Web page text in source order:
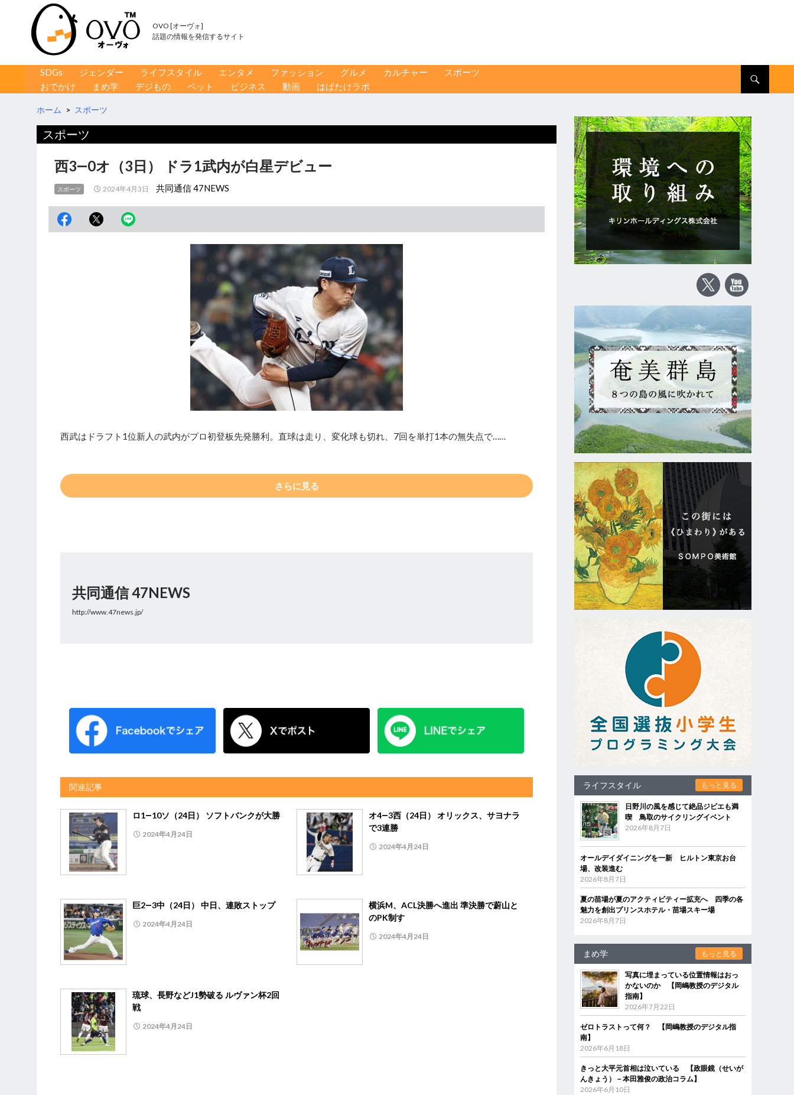
OVO [オーヴォ]
話題の情報を発信するサイト
コンテンツへ移動
SDGs ジェンダー ライフスタイル エンタメ ファッション グルメ カルチャー
スポーツ
おでかけ
まめ学 デジもの ペット ビジネス 動画 はばたけラボ
ホーム > スポーツ
スポーツ
西3―0オ（3日） ドラ1武内が白星デビュー
スポーツ 2024年4月3日 共同通信 47NEWS
西武はドラフト1位新人の武内がプロ初登板先発勝利。直球は走り、変化球も切れ、7回を単打1本の無失点で……
さらに見る
共同通信 47NEWS
http://www.47news.jp/
関連記事
ロ1―10ソ（24日） ソフトバンクが大勝
2024年4月24日
オ4―3西（24日） オリックス、サヨナラ
で3連勝
2024年4月24日
巨2―3中（24日） 中日、連敗ストップ
2024年4月24日
横浜M、ACL決勝へ進出 準決勝で蔚山と
のPK制す
2024年4月24日
琉球、長野などJ1勢破る ルヴァン杯2回
戦
2024年4月24日
ライフスタイル もっと見る
日野川の風を感じて絶品ジビエも満
喫 鳥取のサイクリングイベント
2026年8月7日
オールデイダイニングを一新 ヒルトン東京お台
場、改装進む
2026年8月7日
夏の苗場が夏のアクティビティー拡充へ 四季の各
魅力を創出プリンスホテル・苗場スキー場
2026年8月7日
まめ学 もっと見る
写真に埋まっている位置情報はおっ
かないのか 【岡嶋教授のデジタル
指南】
2026年7月22日
ゼロトラストって何？ 【岡嶋教授のデジタル指
南】
2026年6月18日
きっと大平元首相は泣いている 【政眼鏡（せいが
んきょう）－本田雅俊の政治コラム】
2026年6月10日